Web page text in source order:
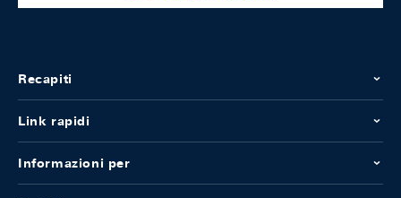
Recapiti
Link rapidi
Informazioni per